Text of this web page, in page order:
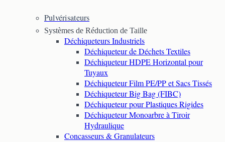
Pulvérisateurs
Systèmes de Réduction de Taille
Déchiqueteurs Industriels
Déchiqueteur de Déchets Textiles
Déchiqueteur HDPE Horizontal pour
Tuyaux
Déchiqueteur Film PE/PP et Sacs Tissés
Déchiqueteur Big Bag (FIBC)
Déchiqueteur pour Plastiques Rigides
Déchiqueteur Monoarbre à Tiroir
Hydraulique
Concasseurs & Granulateurs